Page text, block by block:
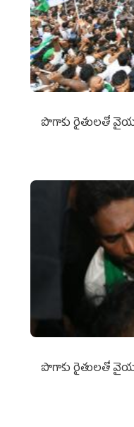
పొగాకు రైతుల‌తో
పొగాకు రైతుల‌తో